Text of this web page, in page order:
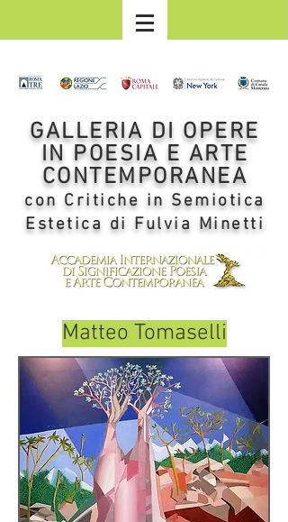
GALLERIA DI OPERE
IN POESIA E ARTE
CONTEMPORANEA
con Critiche in Semiotica
Estetica di Fulvia Minetti
Matteo Tomaselli